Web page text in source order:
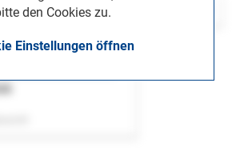
den Cookies zu.
Einstellungen öffnen